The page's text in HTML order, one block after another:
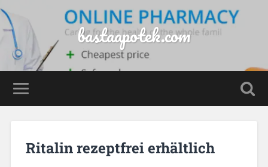
bastaapotek.com
Ritalin rezeptfrei erhältlich